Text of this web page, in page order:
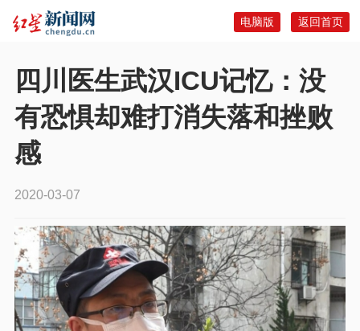
返回首页
电脑版
四川医生武汉ICU记忆：没
有恐惧却难打消失落和挫败
感
2020-03-07